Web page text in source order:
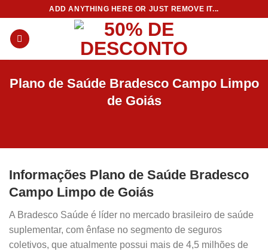
content
ADD ANYTHING HERE OR JUST REMOVE IT...
Plano de Saúde Bradesco Campo Limpo
de Goiás
Informações Plano de Saúde Bradesco
Campo Limpo de Goiás
A Bradesco Saúde é líder no mercado brasileiro de saúde
suplementar, com ênfase no segmento de seguros
coletivos, que atualmente possui mais de 4,5 milhões de